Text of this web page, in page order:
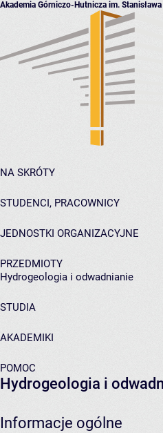
Akademia Górniczo-Hutnicza im.
NA SKRÓTY
STUDENCI, PRACOWNICY
JEDNOSTKI ORGANIZACYJNE
PRZEDMIOTY
Hydrogeologia i odwadnianie
STUDIA
AKADEMIKI
POMOC
Hydrogeologia i
Informacje ogólne